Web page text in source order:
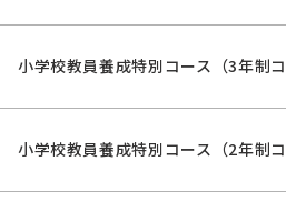
小学校教員養成特別コース（3年制コ
小学校教員養成特別コース（2年制コ